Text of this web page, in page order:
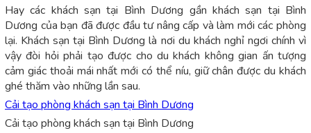
Hay các khách sạn tại Bình Dương gần khách sạn tại Bình
Dương của bạn đã được đầu tư nâng cấp và làm mới các phòng
lại. Khách sạn tại Bình Dương là nơi du khách nghỉ ngơi chính vì
vậy đòi hỏi phải tạo được cho du khách không gian ấn tượng
cảm giác thoải mái nhất mới có thể níu, giữ chân được du khách
ghé thăm vào những lần sau.
Cải tạo phòng khách sạn tại Bình Dương
Cải tạo phòng khách sạn tại Bình Dương